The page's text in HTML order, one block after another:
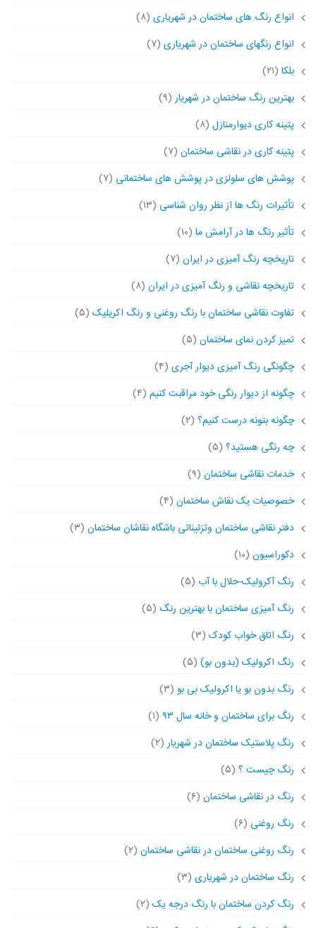
انواع رنگ های ساختمان در شهریاری (۸)
انواع رنگهای ساختمان در شهریاری (۷)
بلکا (۲۱)
بهترین رنگ ساختمان در شهریار(۹)
پتینه کاری دیوارمنازل (۸)
پتینه کاری در نقاشی ساختمان (۷)
پوشش های سلولزی در پوشش های ساختمانی (۷)
تأثیرات رنگ ها از نظر روان شناسی (۱۳)
تأثیر رنگ ها در آرامش ما (۱۰)
تاریخچه رنگ آمیزی در ایران (۷)
تاریخچه نقاشی و رنگ آمیزی در ایران (۸)
تفاوت نقاشی ساختمان با رنگ روغنی و رنگ اکریلیک (۵)
تمیز کردن نمای ساختمان (۵)
چگونگی رنگ آمیزی دیوار آجری (۴)
چگونه از دیوار رنگی خود مراقبت کنیم (۴)
چگونه بتونه درست کنیم؟ (۲)
چه رنگی هستید؟ (۵)
خدمات نقاشی ساختمان (۹)
خصوصیات یک نقاش ساختمان (۴)
دفتر نقاشی ساختمان وتزئیناتی باشگاه نقاشان ساختمان (۳)
دکوراسیون (۱۰)
رنگ آکرولیک-حلال با آب (۵)
رنگ آمیزی ساختمان با بهترین رنگ (۵)
رنگ اتاق خواب کودک (۳)
رنگ اکرولیک (بدون بو) (۵)
رنگ بدون بو یا اکرولیک بی بو (۳)
رنگ برای ساختمان و خانه سال ۹۳
(۱)
رنگ پلاستیک ساختمان در شهریار(۲)
رنگ چیست ؟ (۵)
رنگ در نقاشی ساختمان (۶)
رنگ روغنی (۶)
رنگ روغنی ساختمان در نقاشی ساختمان (۲)
رنگ ساختمان در شهریاری (۳)
رنگ کردن ساختمان با رنگ درجه یک (۲)